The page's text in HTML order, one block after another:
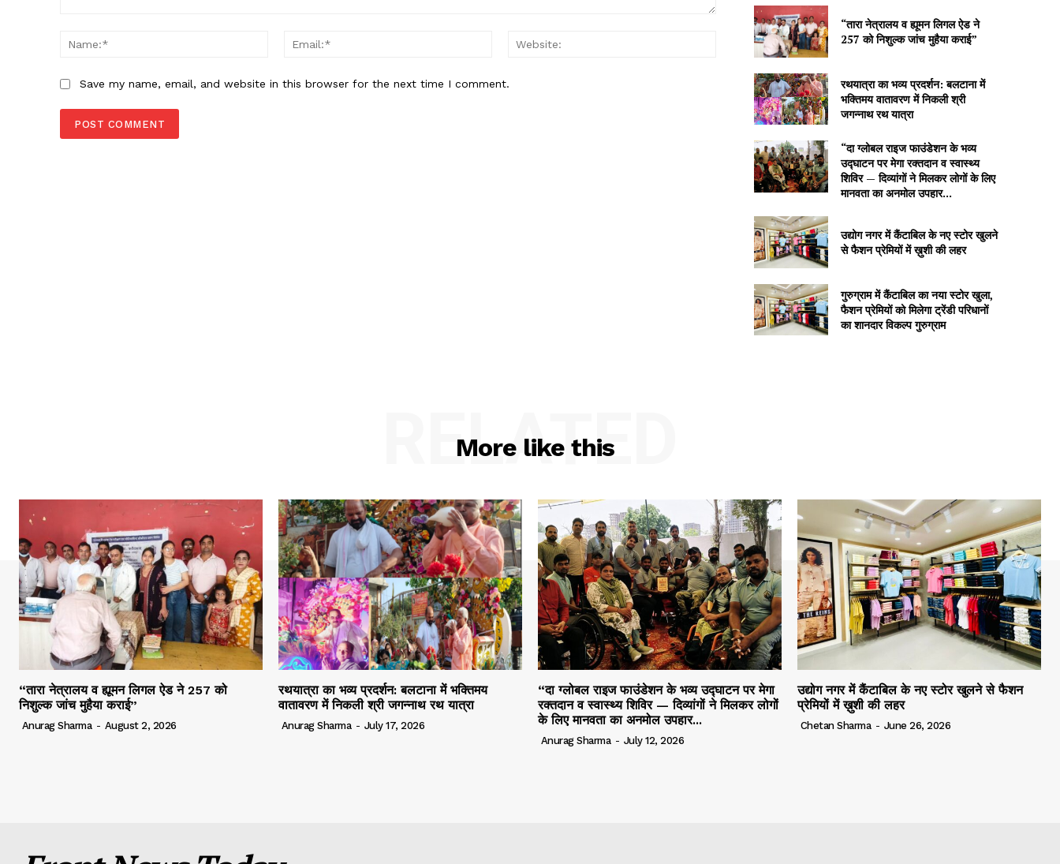
Name:*
Email:* Website:
Save my name, email, and website in this browser for the next time I comment.
“तारा नेत्रालय व ह्यूमन लिगल ऐड ने
257 को निशुल्क जांच मुहैया कराई”
रथयात्रा का भव्य प्रदर्शन: बलटाना में
भक्तिमय वातावरण में निकली श्री
जगन्नाथ रथ यात्रा
“दा ग्लोबल राइज फाउंडेशन के भव्य
उद्घाटन पर मेगा रक्तदान व स्वास्थ्य
शिविर — दिव्यांगों ने मिलकर लोगों के लिए
मानवता का अनमोल उपहार...
उद्योग नगर में कैंटाबिल के नए स्टोर खुलने
से फैशन प्रेमियों में ख़ुशी की लहर
गुरुग्राम में कैंटाबिल का नया स्टोर खुला,
फैशन प्रेमियों को मिलेगा ट्रेंडी परिधानों
का शानदार विकल्प गुरुग्राम
More like this
RELATED
“तारा नेत्रालय व ह्यूमन लिगल ऐड ने 257 को
निशुल्क जांच मुहैया कराई”
Anurag Sharma - August 2, 2026
रथयात्रा का भव्य प्रदर्शन: बलटाना में भक्तिमय
वातावरण में निकली श्री जगन्नाथ रथ यात्रा
Anurag Sharma - July 17, 2026
“दा ग्लोबल राइज फाउंडेशन के भव्य उद्घाटन पर मेगा
रक्तदान व स्वास्थ्य शिविर — दिव्यांगों ने मिलकर लोगों
के लिए मानवता का अनमोल उपहार...
Anurag Sharma - July 12, 2026
उद्योग नगर में कैंटाबिल के नए स्टोर खुलने से फैशन
प्रेमियों में ख़ुशी की लहर
Chetan Sharma - June 26, 2026